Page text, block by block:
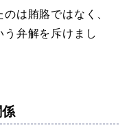
は賄賂ではなく、
弁解を斥けまし